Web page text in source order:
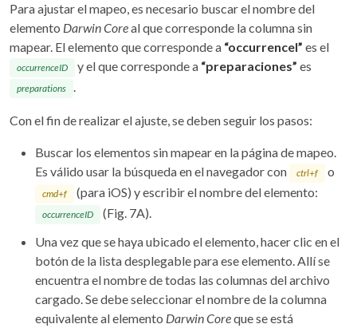
Para ajustar el mapeo, es necesario buscar el nombre del
elemento Darwin Coreal que corresponde la columna sin
mapear. El elemento que corresponde a “occurrencel” es el
occurrenceID y el que corresponde a “preparaciones” es
preparations .
Con el fin de realizar el ajuste, se deben seguir los pasos:
Buscar los elementos sin mapear en la página de mapeo.
Es válido usar la búsqueda en el navegador con
ctrl+f o
cmd+f (para iOS) y escribir el nombre del elemento:
occurrenceID
(Fig. 7A).
Una vez que se haya ubicado el elemento, hacer clic en el
botón de la lista desplegable para ese elemento. Allí se
encuentra el nombre de todas las columnas del archivo
cargado. Se debe seleccionar el nombre de la columna
equivalente al elemento Darwin Coreque se está